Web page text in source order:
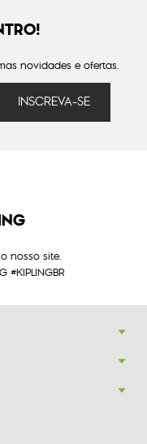
novidades e ofertas.
nosso site.
#KIPLINGBR